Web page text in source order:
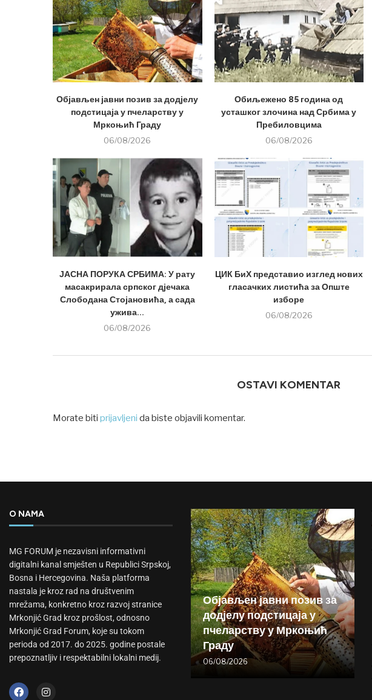
Објављен јавни позив за додјелу
подстицаја у пчеларству у
Мркоњић Граду
06/08/2026
Обиљежено 85 година од
усташког злочина над Србима у
Пребиловцима
06/08/2026
ЈАСНА ПОРУКА СРБИМА: У рату
масакрирала српског дјечака
Слободана Стојановића, а сада
ужива...
06/08/2026
ЦИК БиХ представио изглед нових
гласачких листића за Опште
изборе
06/08/2026
OSTAVI KOMENTAR
Morate biti prijavljeni da biste objavili komentar.
O NAMA
MG FORUM je nezavisni informativni
digitalni kanal smješten u Republici Srpskoj,
Bosna i Hercegovina. Naša platforma
nastala je kroz rad na društvenim
mrežama, konkretno kroz razvoj stranice
Mrkonjić Grad kroz prošlost, odnosno
Mrkonjić Grad Forum, koje su tokom
perioda od 2017. do 2025. godine postale
prepoznatljiv i respektabilni lokalni medij.
Објављен јавни позив за
додјелу подстицаја у
пчеларству у Мркоњић
Граду
06/08/2026